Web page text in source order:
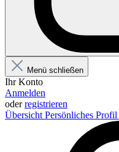
Menü schließen
Ihr Konto
Anmelden
oderregistrieren
Übersicht Persönliches Profil